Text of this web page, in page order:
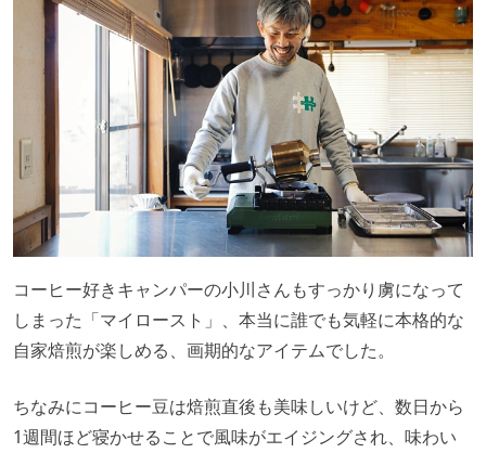
コーヒー好きキャンパーの小川さんもすっかり虜になって
しまった「マイロースト」、本当に誰でも気軽に本格的な
自家焙煎が楽しめる、画期的なアイテムでした。
ちなみにコーヒー豆は焙煎直後も美味しいけど、数日から
1週間ほど寝かせることで風味がエイジングされ、味わい